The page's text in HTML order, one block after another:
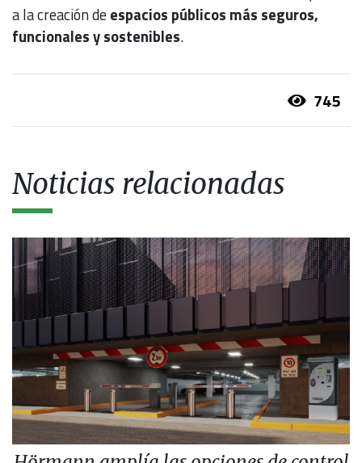
a la creación deespacios públicos más seguros,
funcionales y sostenibles.
745
Noticias relacionadas